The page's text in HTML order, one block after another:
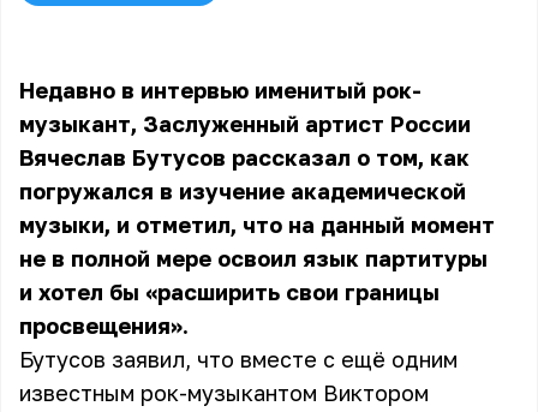
Недавно в интервью именитый рок-
музыкант, Заслуженный артист России
Вячеслав Бутусов рассказал о том, как
погружался в изучение академической
музыки, и отметил, что на данный момент
не в полной мере освоил язык партитуры
и хотел бы «расширить свои границы
просвещения».
Бутусов заявил, что вместе с ещё одним
известным рок-музыкантом Виктором